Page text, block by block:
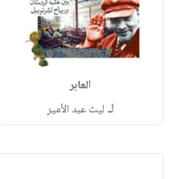
العابر
لـ ليث عبد الأمير